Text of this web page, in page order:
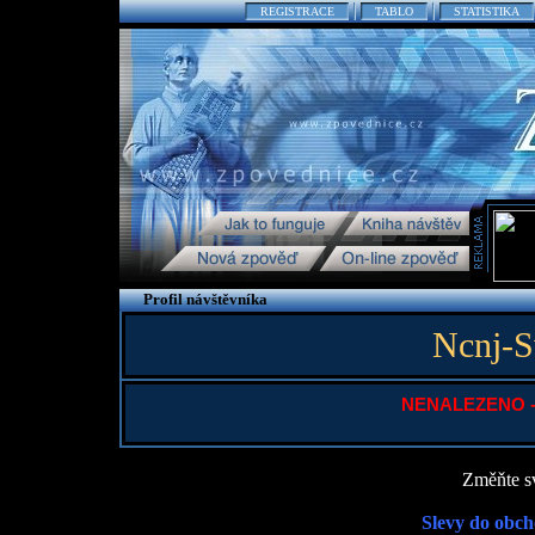
REGISTRACE TABLO STATISTIKA
Profil návštěvníka
Ncnj-
NENALEZENO
Změňte
Slevy do